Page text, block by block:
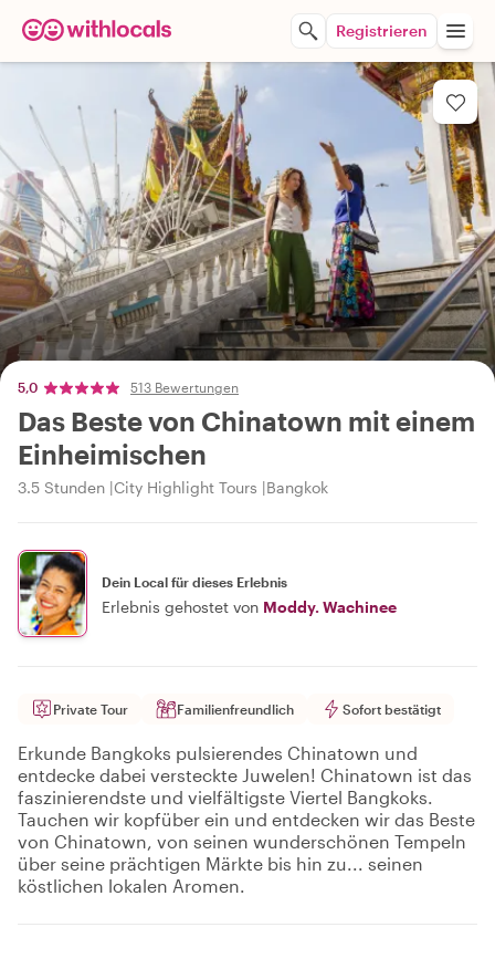
Registrieren
5,0 513 Bewertungen
Das Beste von Chinatown mit einem
Einheimischen
3.5 Stunden City Highlight Tours Bangkok
Dein Local für dieses Erlebnis
Erlebnis gehostet von Moddy. Wachinee
Private Tour Familienfreundlich Sofort bestätigt
Erkunde Bangkoks pulsierendes Chinatown und
entdecke dabei versteckte Juwelen! Chinatown ist das
faszinierendste und vielfältigste Viertel Bangkoks.
Tauchen wir kopfüber ein und entdecken wir das Beste
von Chinatown, von seinen wunderschönen Tempeln
über seine prächtigen Märkte bis hin zu... seinen
köstlichen lokalen Aromen.